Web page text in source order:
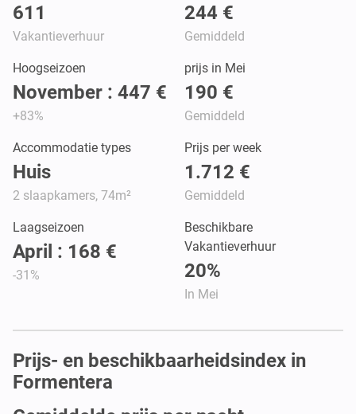
611
Vakantieverhuur
244 €
Gemiddeld
Hoogseizoen
November : 447 €
+83%
prijs in Mei
190 €
Gemiddeld
Accommodatie types
Huis
2 slaapkamers, 74m²
Prijs per week
1.712 €
Gemiddeld
Laagseizoen
April : 168 €
-31%
Beschikbare
Vakantieverhuur
20%
In Mei
Prijs- en beschikbaarheidsindex in
Formentera